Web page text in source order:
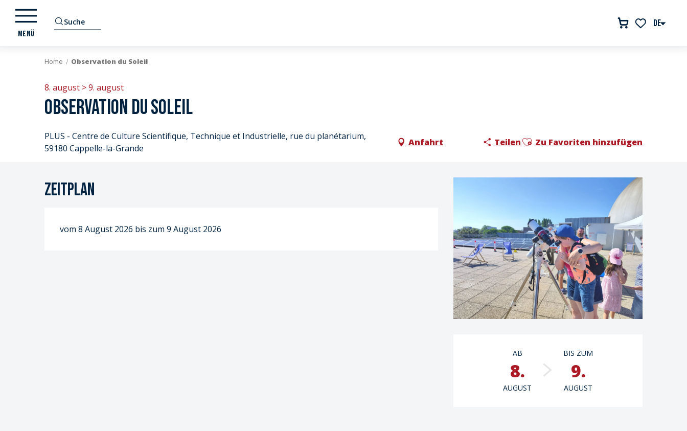
Aller
contenu
DE
Suche
MENÜ
Home Observation du Soleil
8. august > 9. august
Observation du Soleil
PLUS - Centre de Culture Scientifique, Technique et Industrielle, rue du planétarium,
59180 Cappelle-la-Grande
Anfahrt TeilenAjouter aux favoris
Zu Favoriten hinzufügen
Öffnungszeiten &
AB
8.
AUGUST
BIS ZUM
9.
AUGUST
Zeitplan
vom 8 August 2026 bis zum 9 August 2026